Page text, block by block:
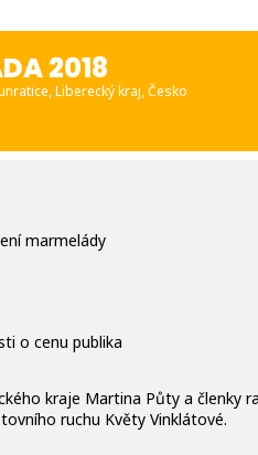
2018
Liberecký kraj, Česko
marmelády
o cenu publika
kraje Martina Půty a členky
ruchu Květy Vinklátové.